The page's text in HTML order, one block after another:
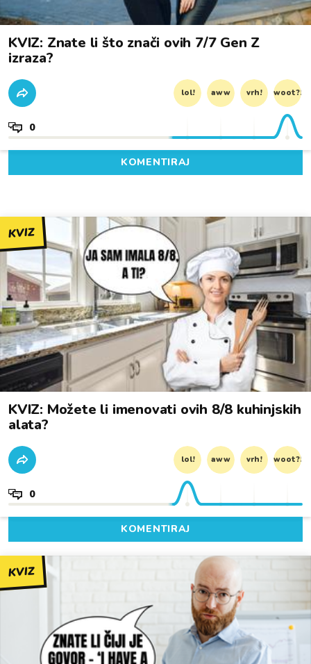
KVIZ: Znate li što znači ovih 7/7 Gen Z
izraza?
lol! aww vrh! woot?!
0
KOMENTIRAJ
KVIZ
KVIZ: Možete li imenovati ovih 8/8 kuhinjskih
alata?
lol! aww vrh! woot?!
0
KOMENTIRAJ
KVIZ